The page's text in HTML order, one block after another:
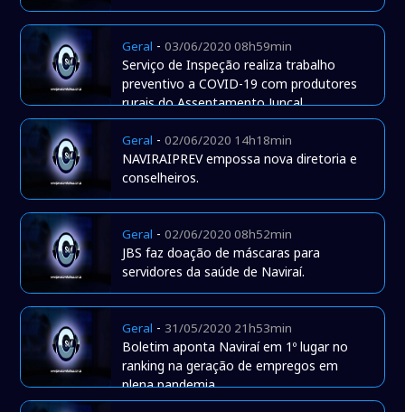
Geral -03/06/2020 08h59min
Serviço de Inspeção realiza trabalho
preventivo a COVID-19 com produtores
rurais do Assentamento Juncal.
Geral -02/06/2020 14h18min
NAVIRAIPREV empossa nova diretoria e
conselheiros.
Geral -02/06/2020 08h52min
JBS faz doação de máscaras para
servidores da saúde de Naviraí.
Geral - 31/05/2020 21h53min
Boletim aponta Naviraí em 1º lugar no
ranking na geração de empregos em
plena pandemia